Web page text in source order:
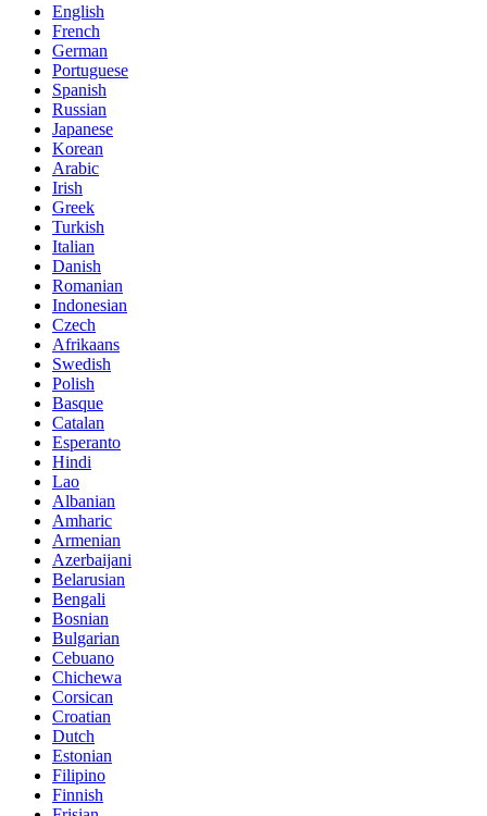
English
French
German
Portuguese
Spanish
Russian
Japanese
Korean
Arabic
Irish
Greek
Turkish
Italian
Danish
Romanian
Indonesian
Czech
Afrikaans
Swedish
Polish
Basque
Catalan
Esperanto
Hindi
Lao
Albanian
Amharic
Armenian
Azerbaijani
Belarusian
Bengali
Bosnian
Bulgarian
Cebuano
Chichewa
Corsican
Croatian
Dutch
Estonian
Filipino
Finnish